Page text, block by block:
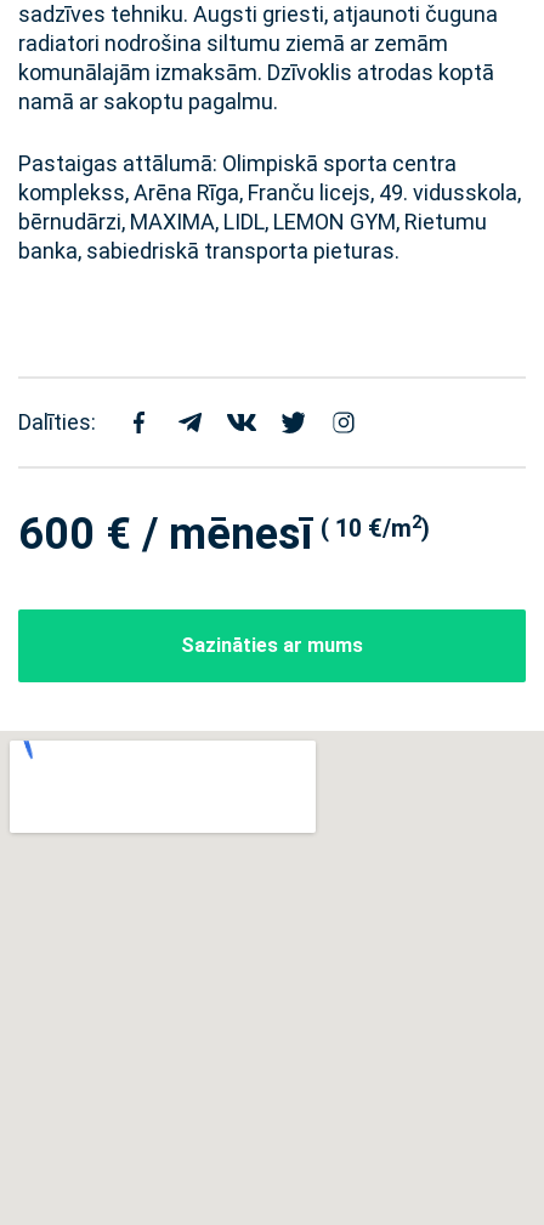
sadzīves tehniku. Augsti griesti, atjaunoti čuguna
radiatori nodrošina siltumu ziemā ar zemām
komunālajām izmaksām. Dzīvoklis atrodas koptā
namā ar sakoptu pagalmu.
Pastaigas attālumā: Olimpiskā sporta centra
komplekss, Arēna Rīga, Franču licejs, 49. vidusskola,
bērnudārzi, MAXIMA, LIDL, LEMON GYM, Rietumu
banka, sabiedriskā transporta pieturas.
Dalīties:
600 € / mēnesī ( 10 €/m2)
Sazināties ar mums